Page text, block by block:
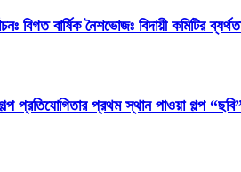
বিগত বার্ষিক নৈশভোজঃ বিদায়ী কমিটির
প্রতিযোগিতার প্রথম স্থান পাওয়া গল্প